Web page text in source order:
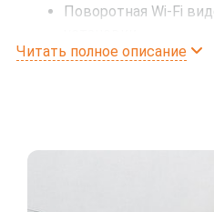
Поворотная Wi-Fi
Диапазон Wi-Fi: 2,4
Температура
Слот для карт
Читать полное описание